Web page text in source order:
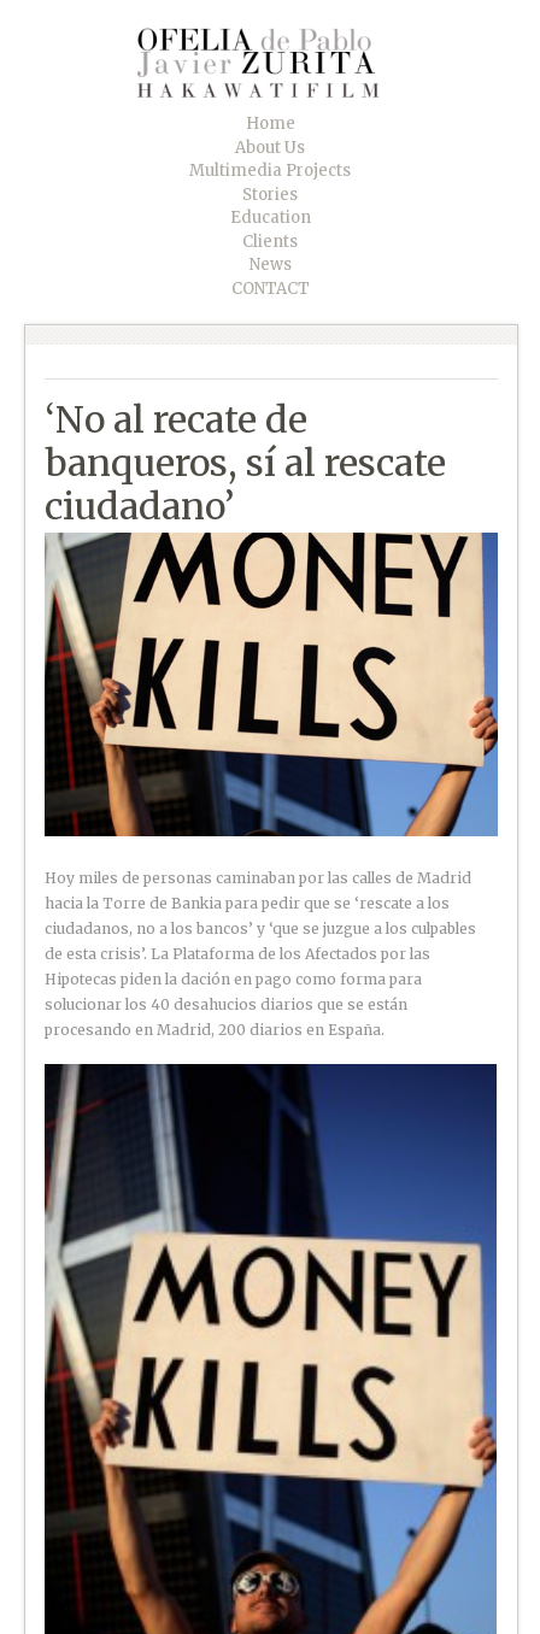
Home
About Us
Multimedia Projects
Stories
Education
Clients
News
CONTACT
‘No al recate de
banqueros, sí al rescate
ciudadano’
Hoy miles de personas caminaban por las calles de Madrid
hacia la Torre de Bankia para pedir que se ‘rescate a los
ciudadanos, no a los bancos’ y ‘que se juzgue a los culpables
de esta crisis’. La Plataforma de los Afectados por las
Hipotecas piden la dación en pago como forma para
solucionar los 40 desahucios diarios que se están
procesando en Madrid, 200 diarios en España.